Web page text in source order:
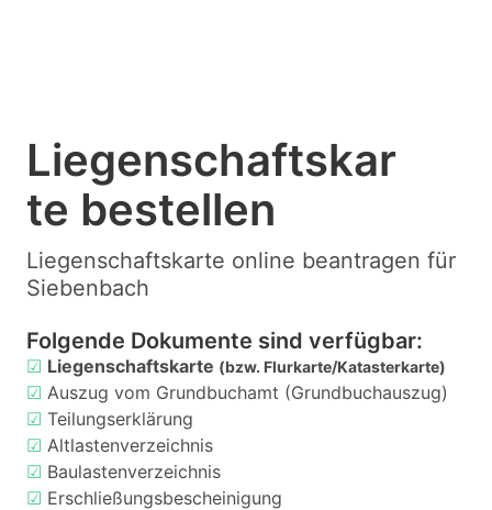
Liegenschaftskar
te bestellen
Liegenschaftskarte online beantragen für
Siebenbach
Folgende Dokumente sind verfügbar:
☑ Liegenschaftskarte (bzw. Flurkarte/Katasterkarte)
☑ Auszug vom Grundbuchamt (Grundbuchauszug)
☑ Teilungserklärung
☑ Altlastenverzeichnis
☑ Baulastenverzeichnis
☑ Erschließungsbescheinigung